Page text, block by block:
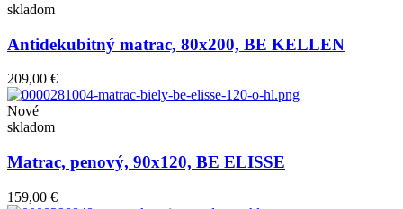
skladom
Antidekubitný matrac, 80x200, BE KELLEN
209,00 €
Nové
skladom
Matrac, penový, 90x120, BE ELISSE
159,00 €